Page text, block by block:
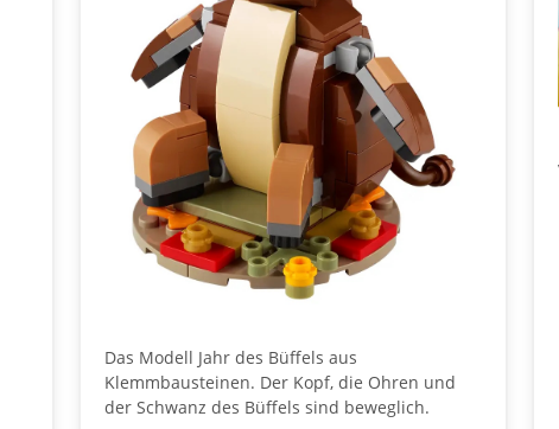
Das Modell Jahr des Büffels aus
Klemmbausteinen. Der Kopf, die Ohren und
der Schwanz des Büffels sind beweglich.